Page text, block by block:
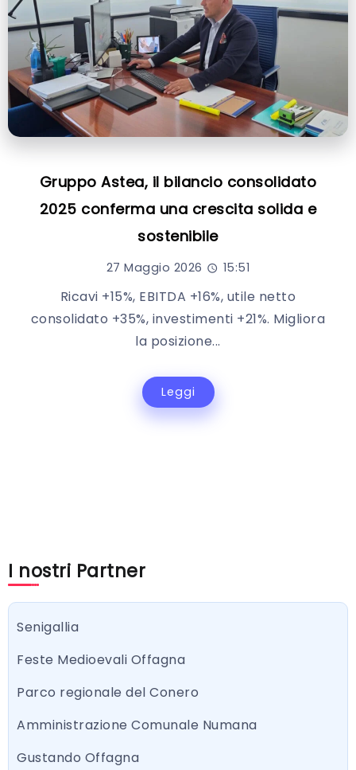
Gruppo Astea, il bilancio consolidato
2025 conferma una crescita solida e
sostenibile
27 Maggio 2026 15:51
Ricavi +15%, EBITDA +16%, utile netto
consolidato +35%, investimenti +21%. Migliora
la posizione...
Leggi
I nostri Partner
Senigallia
Feste Medioevali Offagna
Parco regionale del Conero
Amministrazione Comunale Numana
Gustando Offagna